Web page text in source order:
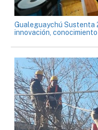
Gualeguaychú Sustenta
innovación,